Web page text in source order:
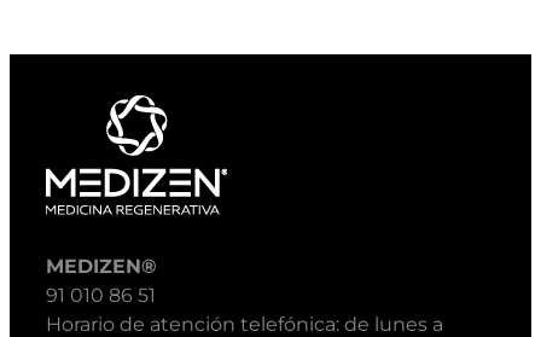
MEDIZEN®
91 010 86 51
Horario de atención telefónica: de lunes a